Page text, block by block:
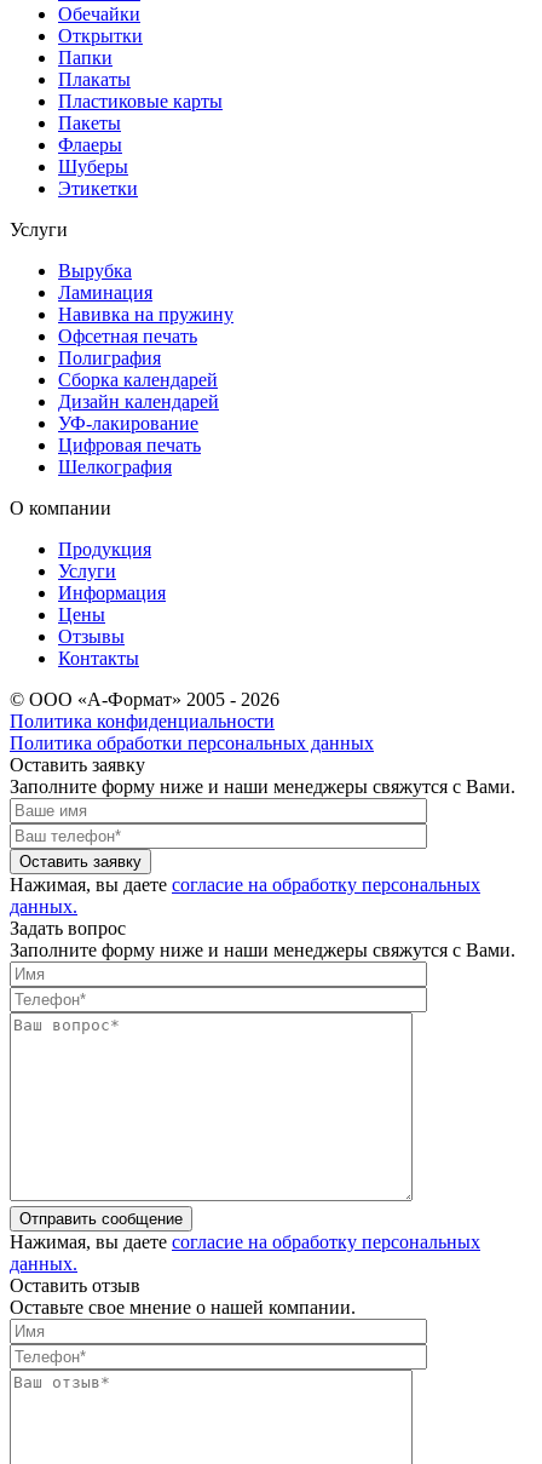
Обечайки
Открытки
Папки
Плакаты
Пластиковые карты
Пакеты
Флаеры
Шуберы
Этикетки
Услуги
Вырубка
Ламинация
Навивка на пружину
Офсетная печать
Полиграфия
Сборка календарей
Дизайн календарей
УФ-лакирование
Цифровая печать
Шелкография
О компании
Продукция
Услуги
Информация
Цены
Отзывы
Контакты
© ООО «А-Формат» 2005 - 2026
Политика конфиденциальности
Политика обработки персональных данных
Оставить заявку
Заполните форму ниже и наши менеджеры свяжутся с Вами.
Оставить заявку
Нажимая, вы даете согласие на обработку персональных
данных.
Задать вопрос
Заполните форму ниже и наши менеджеры свяжутся с Вами.
Отправить сообщение
Нажимая, вы даете согласие на обработку персональных
данных.
Оставить отзыв
Оставьте свое мнение о нашей компании.